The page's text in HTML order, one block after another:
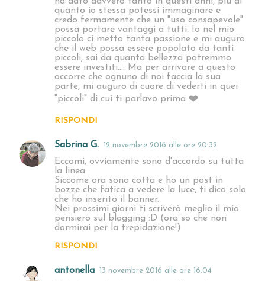
quanto io stessa potessi immaginare e
credo fermamente che un "uso consapevole"
possa portare vantaggi a tutti. Io nel mio
piccolo ci metto tanta passione e mi auguro
che il web possa essere popolato da tanti
piccoli, sai da quanta bellezza potremmo
essere investiti.... Ma per arrivare a questo
occorre che ognuno di noi faccia la sua
parte, mi auguro di cuore di vederti in quei
"piccoli" di cui ti parlavo prima ❤️
RISPONDI
Sabrina G. 12 novembre 2016 alle ore 20:32
Eccomi, ovviamente sono d'accordo su tutta
la linea.
Siccome ora sono cotta e ho un post in
bozze che fatica a vedere la luce, ti dico solo
che ho inserito il banner.
Nei prossimi giorni ti scriverò meglio il mio
pensiero sul blogging :D (ora so che non
dormirai per la trepidazione!)
RISPONDI
antonella 13 novembre 2016 alle ore 16:04